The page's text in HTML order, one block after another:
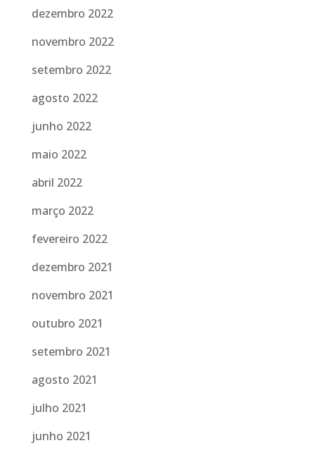
dezembro 2022
novembro 2022
setembro 2022
agosto 2022
junho 2022
maio 2022
abril 2022
março 2022
fevereiro 2022
dezembro 2021
novembro 2021
outubro 2021
setembro 2021
agosto 2021
julho 2021
junho 2021